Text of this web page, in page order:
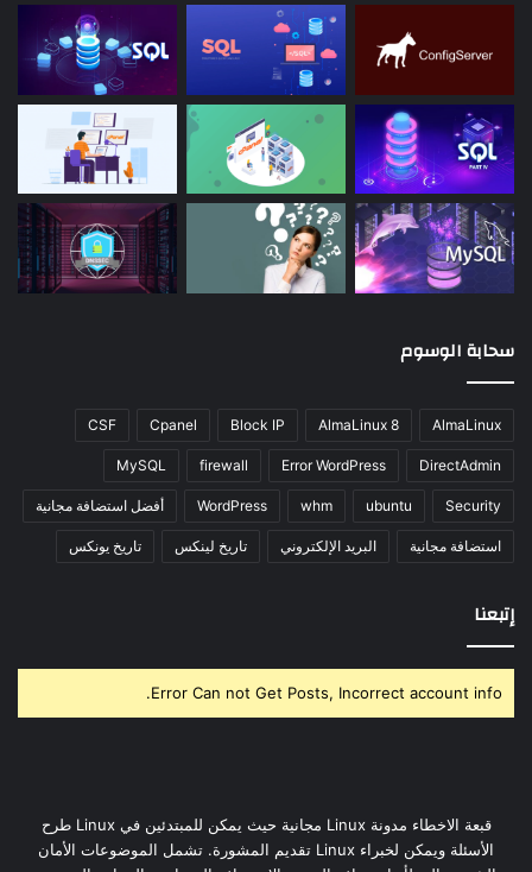
سحابة الوسوم
AlmaLinux
AlmaLinux 8
Block IP
Cpanel
CSF
DirectAdmin
Error WordPress
firewall
MySQL
Security
ubuntu
whm
WordPress أفضل استضافة مجانية
استضافة مجانية البريد الإلكتروني تاريخ لينكس تاريخ يونكس
إتبعنا
Error Can not Get Posts, Incorrect account info.
قبعة الاخطاء مدونة Linux مجانية حيث يمكن للمبتدئين في Linux طرح
الأسئلة ويمكن لخبراء Linux تقديم المشورة. تشمل الموضوعات الأمان